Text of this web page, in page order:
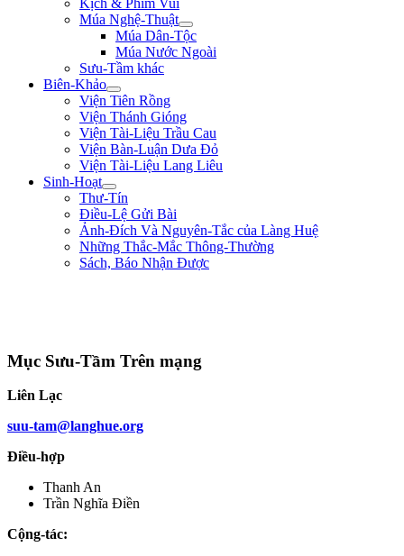
Kịch & Phim Vui
Múa Nghệ-Thuật
Múa Dân-Tộc
Múa Nước Ngoài
Sưu-Tầm khác
Biên-Khảo
Viện Tiên Rồng
Viện Thánh Gióng
Viện Tài-Liệu Trầu Cau
Viện Bàn-Luận Dưa Đỏ
Viện Tài-Liệu Lang Liêu
Sinh-Hoạt
Thư-Tín
Điều-Lệ Gửi Bài
Ảnh-Đích Và Nguyên-Tắc của Làng Huệ
Những Thắc-Mắc Thông-Thường
Sách, Báo Nhận Được
Mục Sưu-Tầm Trên mạng
Liên Lạc
suu-tam@langhue.org
Điều-hợp
Thanh An
Trần Nghĩa Điền
Cộng-tác: